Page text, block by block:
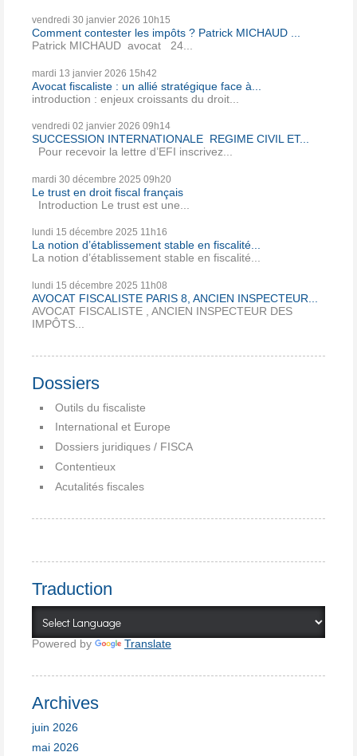
vendredi 30 janvier 2026 10h15
Comment contester les impôts ? Patrick MICHAUD ...
Patrick MICHAUD avocat 24...
mardi 13 janvier 2026 15h42
Avocat fiscaliste : un allié stratégique face à...
introduction : enjeux croissants du droit...
vendredi 02 janvier 2026 09h14
SUCCESSION INTERNATIONALE REGIME CIVIL ET...
Pour recevoir la lettre d’EFI inscrivez...
mardi 30 décembre 2025 09h20
Le trust en droit fiscal français
Introduction Le trust est une...
lundi 15 décembre 2025 11h16
La notion d’établissement stable en fiscalité...
La notion d’établissement stable en fiscalité...
lundi 15 décembre 2025 11h08
AVOCAT FISCALISTE PARIS 8, ANCIEN INSPECTEUR...
AVOCAT FISCALISTE , ANCIEN INSPECTEUR DES
IMPÔTS...
Dossiers
Outils du fiscaliste
International et Europe
Dossiers juridiques / FISCA
Contentieux
Acutalités fiscales
Traduction
Powered by Translate
Archives
juin 2026
mai 2026